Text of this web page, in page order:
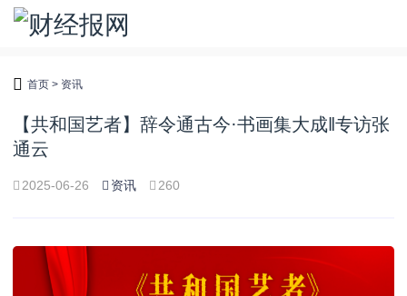
首页 > 资讯
【共和国艺者】辞令通古今·书画集大成‖专访张
通云
2025-06-26 资讯 260